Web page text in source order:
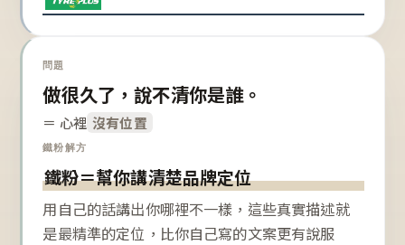
問題
做很久了，說不清你是誰。
＝ 心裡 沒有位置
鐵粉解方
鐵粉＝幫你講清楚品牌定位
用自己的話講出你哪裡不一樣，這些真實描述就
是最精準的定位，比你自己寫的文案更有說服